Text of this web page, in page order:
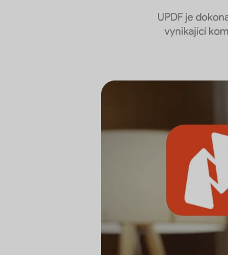
UPDF je
vynikající